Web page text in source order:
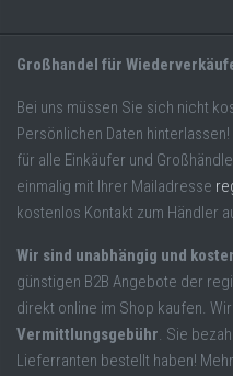
Großhandel für
Bei uns müssen Sie sich nicht
Persönlichen Daten
für alle Einkäufer und
einmalig mit Ihrer Mailadresse
kostenlos Kontakt zum Händler
Wir sind unabhängig und
günstigen B2B Angebote der
direkt online im Shop kaufen.
Vermittlungsgebühr. Sie
Lieferranten bestellt haben!